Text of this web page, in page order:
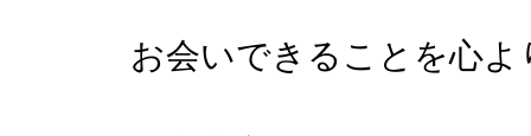
お会いできることを心